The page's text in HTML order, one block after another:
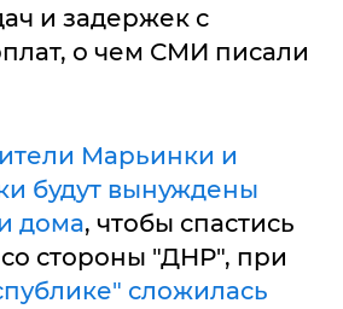
и задержек с
о чем СМИ писали
Марьинки и
будут вынуждены
дома, чтобы спастись
стороны "ДНР", при
сложилась